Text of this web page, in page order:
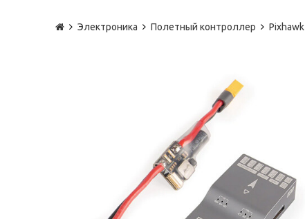
Электроника Полетный контроллер Pixhawk